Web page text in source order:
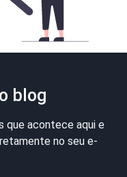
blog
que acontece aqui e
no seu e-